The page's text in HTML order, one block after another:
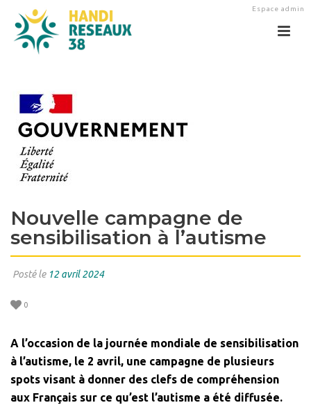
Espace admin
Nouvelle campagne de
sensibilisation à l’autisme
Posté le 12 avril 2024
0
A l’occasion de la journée mondiale de sensibilisation
à l’autisme, le 2 avril, une campagne de plusieurs
spots visant à donner des clefs de compréhension
aux Français sur ce qu’est l’autisme a été diffusée.